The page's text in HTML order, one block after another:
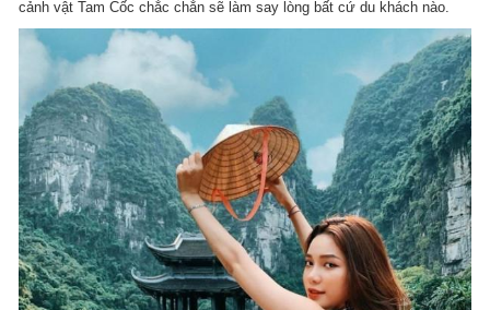
cảnh vật Tam Cốc chắc chắn sẽ làm say lòng bất cứ du khách nào.